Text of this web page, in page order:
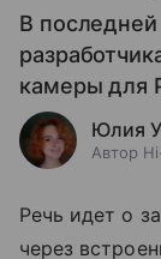
В
камеры для
Юлия
Автор
Речь идет о
через